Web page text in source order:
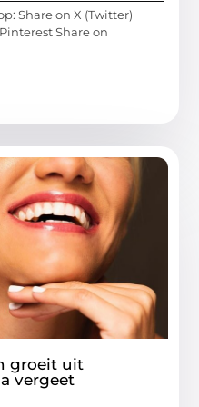
Share on X (Twitter)
Share on
groeit uit
vergeet